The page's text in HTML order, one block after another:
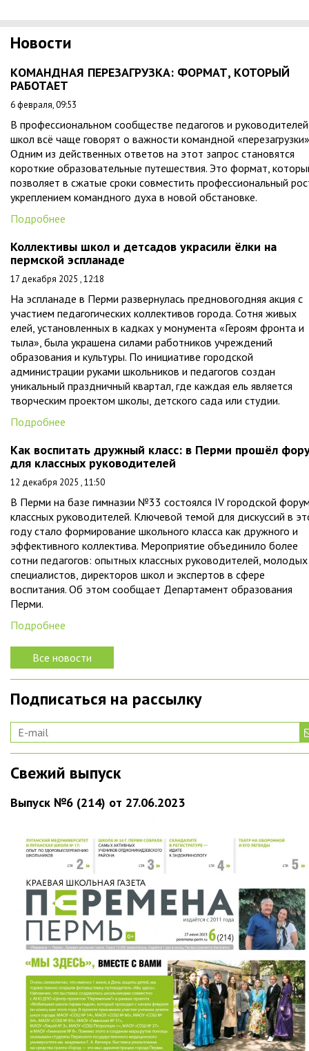
Новости
КОМАНДНАЯ ПЕРЕЗАГРУЗКА: ФОРМАТ, КОТОРЫЙ
РАБОТАЕТ
6 февраля, 09:53
В профессиональном сообществе педагогов и руководителей
школ всё чаще говорят о важности командной
Одним из действенных ответов на этот запрос становятся
короткие образовательные путешествия. Это формат,
позволяет в сжатые сроки совместить профессиональный
укреплением командного духа в новой обстановке.
Подробнее
Коллективы школ и детсадов украсили ёлки на
пермской эспланаде
17 декабря 2025 , 12:18
На эспланаде в Перми развернулась предновогодняя акция с
участием педагогических коллективов города. Сотня живых
елей, установленных в кадках у монумента «Героям фронта и
тыла», была украшена силами работников учреждений
образования и культуры. По инициативе городской
администрации руками школьников и педагогов создан
уникальный праздничный квартал, где каждая ель является
творческим проектом школы, детского сада или студии.
Подробнее
Как воспитать дружный класс: в Перми прошёл
для классных руководителей
12 декабря 2025 , 11:50
В Перми на базе гимназии №33 состоялся IV городской
классных руководителей. Ключевой темой для дискуссий в
году стало формирование школьного класса как дружного и
эффективного коллектива. Мероприятие объединило более
сотни педагогов: опытных классных руководителей, молодых
специалистов, директоров школ и экспертов в сфере
воспитания. Об этом сообщает Департамент образования
Перми.
Подробнее
Все новости
Подписаться на рассылку
Свежий выпуск
Выпуск №6 (214) от 27.06.2023